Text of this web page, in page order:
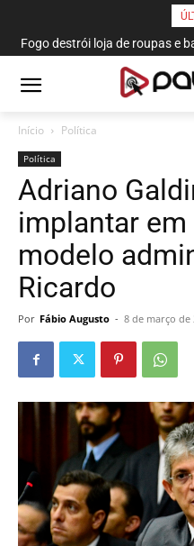
Fogo destrói loja de roupas e
de
Início Política
Política
Adriano
implantar
modelo
Ricardo
Por Fábio Augusto - 8 de março de